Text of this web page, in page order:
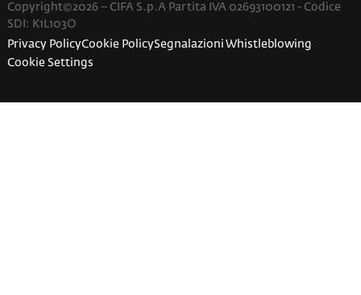
Copyright©2026 – CIFA S.p.A Partita IVA 02693100121 - Codice
SDI: K1L103O
Privacy PolicyCookie PolicySegnalazioni Whistleblowing
Cookie Settings